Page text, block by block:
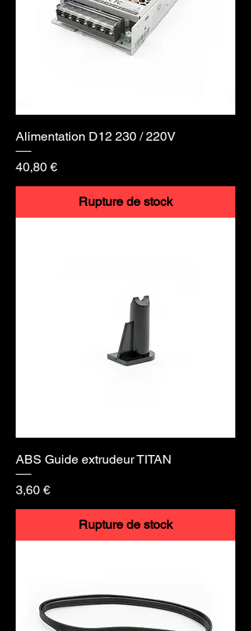
Alimentation D12 230 / 220V
Prix
40,80 €
Rupture de stock
ABS Guide extrudeur TITAN
Prix
3,60 €
Rupture de stock